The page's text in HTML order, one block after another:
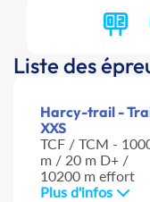
Liste des
Harcy-trail -
XXS
TCF / TCM -
m / 20 m D+ /
10200 m effort
Plus d'infos